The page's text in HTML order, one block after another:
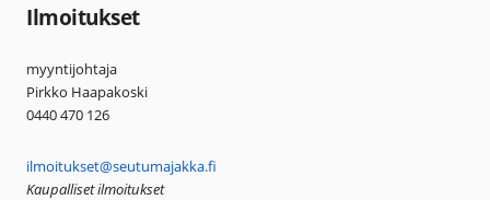
Ilmoitukset
myyntijohtaja
Pirkko Haapakoski
0440 470 126
ilmoitukset@seutumajakka.fi
Kaupalliset ilmoitukset